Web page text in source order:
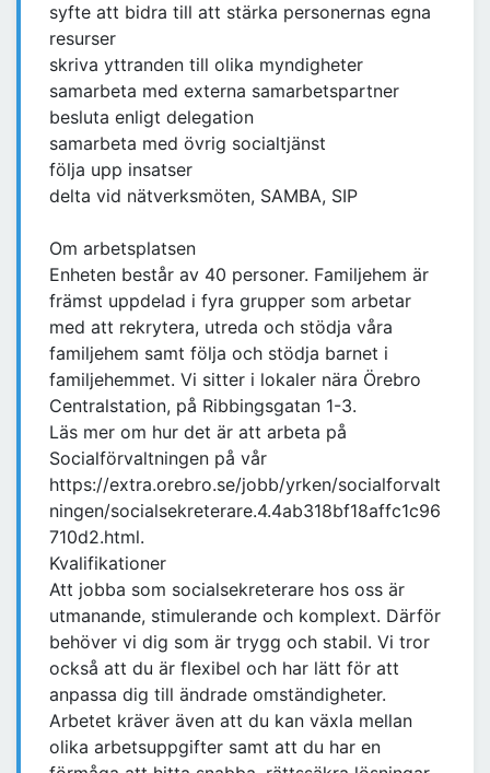
syfte att bidra till att stärka personernas egna
resurser
skriva yttranden till olika myndigheter
samarbeta med externa samarbetspartner
besluta enligt delegation
samarbeta med övrig socialtjänst
följa upp insatser
delta vid nätverksmöten, SAMBA, SIP
Om arbetsplatsen
Enheten består av 40 personer. Familjehem är
främst uppdelad i fyra grupper som arbetar
med att rekrytera, utreda och stödja våra
familjehem samt följa och stödja barnet i
familjehemmet. Vi sitter i lokaler nära Örebro
Centralstation, på Ribbingsgatan 1-3.
Läs mer om hur det är att arbeta på
Socialförvaltningen på vår
https://extra.orebro.se/jobb/yrken/socialforvalt
ningen/socialsekreterare.4.4ab318bf18affc1c96
710d2.html.
Kvalifikationer
Att jobba som socialsekreterare hos oss är
utmanande, stimulerande och komplext. Därför
behöver vi dig som är trygg och stabil. Vi tror
också att du är flexibel och har lätt för att
anpassa dig till ändrade omständigheter.
Arbetet kräver även att du kan växla mellan
olika arbetsuppgifter samt att du har en